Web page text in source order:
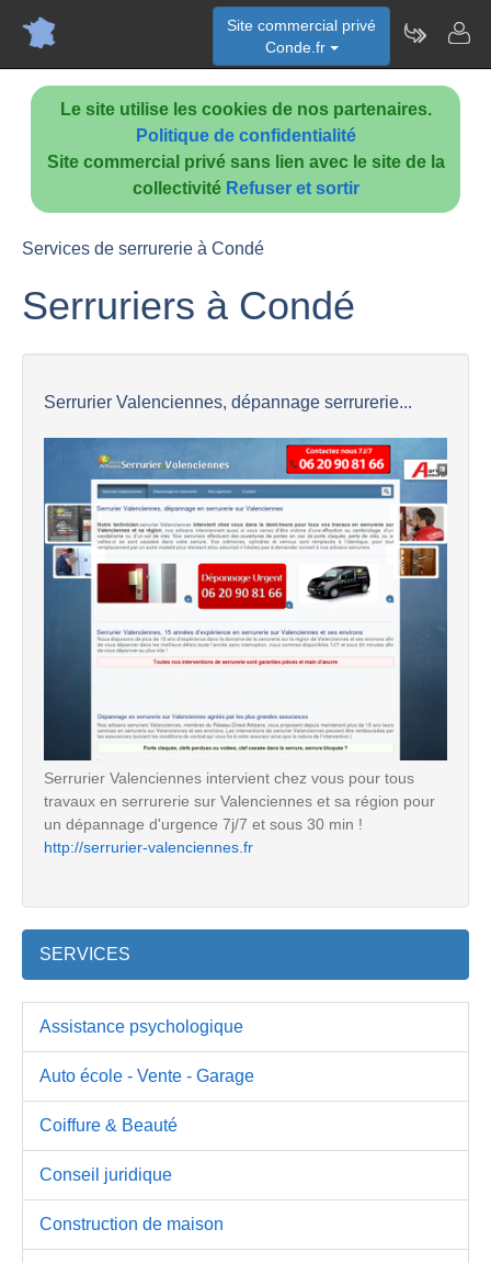
Le site utilise les cookies de nos partenaires.
Politique de confidentialité
Site commercial privé sans lien avec le site de la
collectivité Refuser et sortir
Site commercial privé
Conde.fr
Services de serrurerie à Condé
Serruriers à Condé
Serrurier Valenciennes, dépannage serrurerie...
Serrurier Valenciennes intervient chez vous pour tous
travaux en serrurerie sur Valenciennes et sa région pour
un dépannage d'urgence 7j/7 et sous 30 min !
http://serrurier-valenciennes.fr
SERVICES
Assistance psychologique
Auto école - Vente - Garage
Coiffure & Beauté
Conseil juridique
Construction de maison